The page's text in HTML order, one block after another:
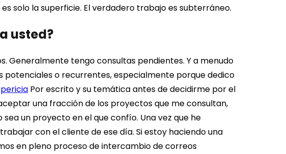
es solo la superficie. El verdadero trabajo es subterráneo.
usted?
Generalmente tengo consultas pendientes. Y a menudo
potenciales o recurrentes, especialmente porque dedico
pericia Por escrito y su temática antes de decidirme por el
una fracción de los proyectos que me consultan,
sea un proyecto en el que confío. Una vez que he
con el cliente de ese día. Si estoy haciendo una
en pleno proceso de intercambio de correos